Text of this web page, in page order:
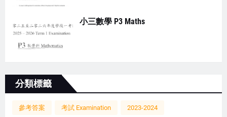
小三數學 P3 Maths
分類標籤
參考答案 考試 Examination 2023-2024